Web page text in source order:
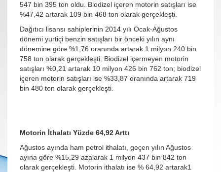
547 bin 395 ton oldu. Biodizel içeren motorin satışları ise
%47,42 artarak 109 bin 468 ton olarak gerçekleşti.
Dağıtıcı lisansı sahiplerinin 2014 yılı Ocak-Ağustos
dönemi yurtiçi benzin satışları bir önceki yılın aynı
dönemine göre %1,76 oranında artarak 1 milyon 240 bin
758 ton olarak gerçekleşti. Biodizel içermeyen motorin
satışları %0,21 artarak 10 milyon 426 bin 762 ton; biodizel
içeren motorin satışları ise %33,87 oranında artarak 719
bin 480 ton olarak gerçekleşti.
Motorin İthalatı Yüzde 64,92 Arttı
Ağustos ayında ham petrol ithalatı, geçen yılın Ağustos
ayına göre %15,29 azalarak 1 milyon 437 bin 842 ton
olarak gerçekleşti. Motorin ithalatı ise % 64,92 artarak1